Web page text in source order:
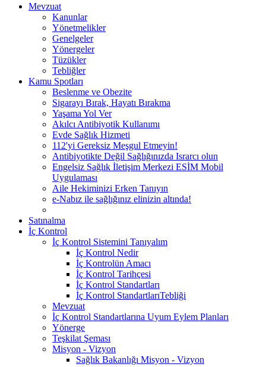
Mevzuat
Kanunlar
Yönetmelikler
Genelgeler
Yönergeler
Tüzükler
Tebliğler
Kamu Spotları
Beslenme ve Obezite
Sigarayı Bırak, Hayatı Bırakma
Yaşama Yol Ver
Akılcı Antibiyotik Kullanımı
Evde Sağlık Hizmeti
112'yi Gereksiz Meşgul Etmeyin!
Antibiyotikte Değil Sağlığınızda Israrcı olun
Engelsiz Sağlık İletişim Merkezi ESİM Mobil
Uygulaması
Aile Hekiminizi Erken Tanıyın
e-Nabız ile sağlığınız elinizin altında!
Satınalma
İç Kontrol
İç Kontrol Sistemini Tanıyalım
İç Kontrol Nedir
İç Kontrolün Amacı
İç Kontrol Tarihçesi
İç Kontrol Standartları
İç Kontrol StandartlarıTebliği
Mevzuat
İç Kontrol Standartlarına Uyum Eylem Planları
Yönerge
Teşkilat Şeması
Misyon - Vizyon
Sağlık Bakanlığı Misyon - Vizyon